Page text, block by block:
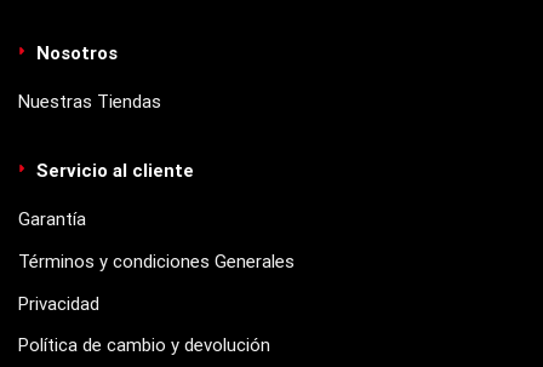
Nosotros
Nuestras Tiendas
Servicio al cliente
Garantía
Términos y condiciones Generales
Privacidad
Política de cambio y devolución